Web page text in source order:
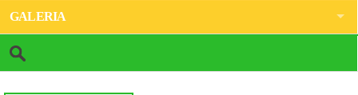
GALERIA